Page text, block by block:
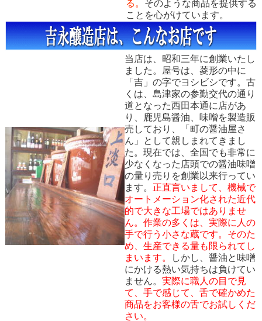
る。 そのような商品を提供する
ことを心がけています。
当店は、昭和三年に創業いたし
ました。屋号は、菱形の中に
「吉」の字でヨシビシです。古
くは、島津家の参勤交代の通り
道となった西田本通に店があ
り、鹿児島醤油、味噌を製造販
売しており、「町の醤油屋さ
ん」として親しまれてきまし
た。現在では、全国でも非常に
少なくなった店頭での醤油味噌
の量り売りを創業以来行ってい
ます。
正直言いまして、機械で
オートメーション化された近代
的で大きな工場ではありませ
ん。作業の多くは、実際に人の
手で行う小さな蔵です。そのた
め、生産できる量も限られてし
まいます。
しかし、醤油と味噌
にかける熱い気持ちは負けてい
ません。 実際に職人の目で見
て、手で感じて、舌で確かめた
商品をお客様の舌でお試しくだ
さい。